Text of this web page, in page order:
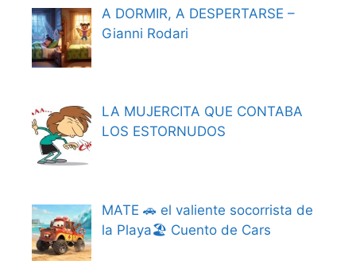
A DORMIR, A DESPERTARSE –
Gianni Rodari
LA MUJERCITA QUE CONTABA
LOS ESTORNUDOS
MATE 🚗 el valiente socorrista de
la Playa🏖️ Cuento de Cars